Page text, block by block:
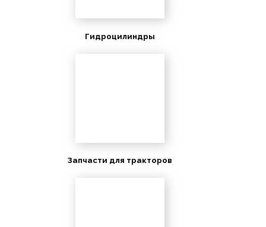
Гидроцилиндры
Запчасти для тракторов